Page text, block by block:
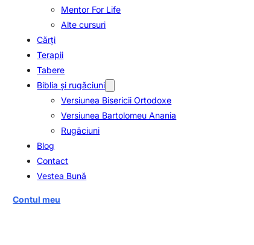
Mentor For Life
Alte cursuri
Cărți
Terapii
Tabere
Biblia şi rugăciuni
Versiunea Bisericii Ortodoxe
Versiunea Bartolomeu Anania
Rugăciuni
Blog
Contact
Vestea Bună
Contul meu